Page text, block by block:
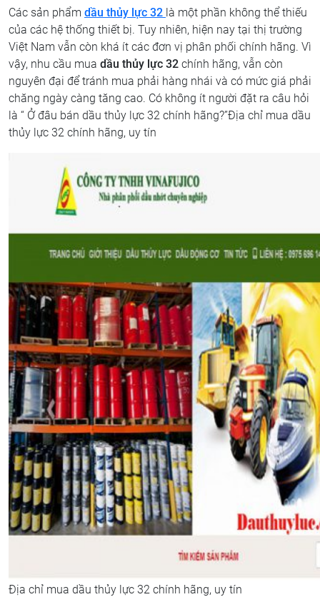
Các sản phẩm dầu thủy lực 32 là một phần không thể thiếu
của các hệ thống thiết bị. Tuy nhiên, hiện nay tại thị trường
Việt Nam vẫn còn khá ít các đơn vị phân phối chính hãng. Vì
vậy, nhu cầu mua dầu thủy lực 32 chính hãng, vẫn còn
nguyên đại để tránh mua phải hàng nhái và có mức giá phải
chăng ngày càng tăng cao. Có không ít người đặt ra câu hỏi
là “ Ở đâu bán dầu thủy lực 32 chính hãng?”Địa chỉ mua dầu
thủy lực 32 chính hãng, uy tín
Địa chỉ mua dầu thủy lực 32 chính hãng, uy tín